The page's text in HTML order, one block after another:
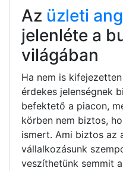
Az üzleti
jelenléte a
világában
Ha nem is
érdekes jelenségnek
befektető a piacon,
körben nem biztos,
ismert. Ami biztos az
vállalkozásunk
veszíthetünk semmit